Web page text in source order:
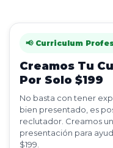
📢 Curriculum
Creamos Tu
Por Solo $199
No basta con tener
bien presentado, es
reclutador. Creamos
presentación para
$199.